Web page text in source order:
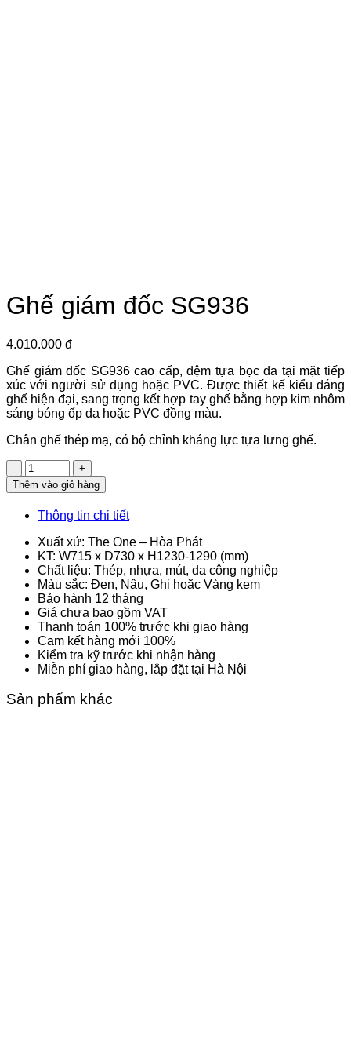
Ghế giám đốc SG936
4.010.000 đ
Ghế giám đốc SG936 cao cấp, đệm tựa bọc da tại mặt tiếp
xúc với người sử dụng hoặc PVC. Được thiết kế kiểu dáng
ghế hiện đại, sang trọng kết hợp tay ghế bằng hợp kim nhôm
sáng bóng ốp da hoặc PVC đồng màu.
Chân ghế thép mạ, có bộ chỉnh kháng lực tựa lưng ghế.
Số
lượng
Thêm vào giỏ hàng
Thông tin chi tiết
Xuất xứ: The One – Hòa Phát
KT: W715 x D730 x H1230-1290 (mm)
Chất liệu: Thép, nhựa, mút, da công nghiệp
Màu sắc: Đen, Nâu, Ghi hoặc Vàng kem
Bảo hành 12 tháng
Giá chưa bao gồm VAT
Thanh toán 100% trước khi giao hàng
Cam kết hàng mới 100%
Kiểm tra kỹ trước khi nhận hàng
Miễn phí giao hàng, lắp đặt tại Hà Nội
Sản phẩm khác